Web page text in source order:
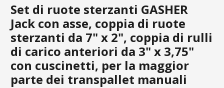
Set di ruote sterzanti GASHER
Jack con asse, coppia di ruote
sterzanti da 7" x 2", coppia di rulli
di carico anteriori da 3" x 3,75"
con cuscinetti, per la maggior
parte dei transpallet manuali